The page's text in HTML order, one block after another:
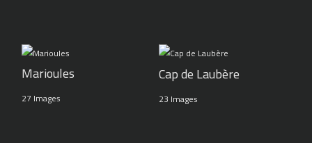
Marioules
27 Images
Cap de Laubère
23 Images